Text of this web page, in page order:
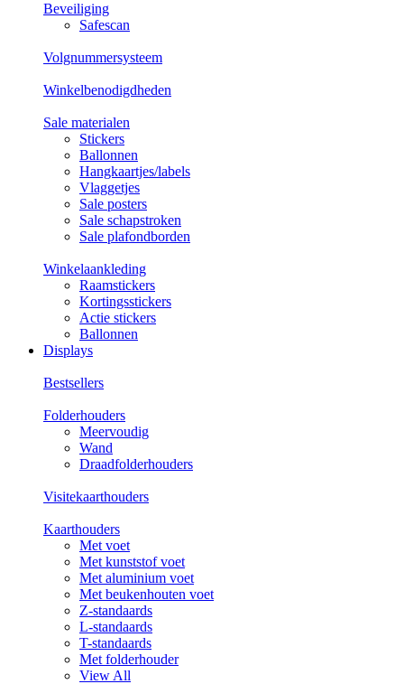
Beveiliging
Safescan
Volgnummersysteem
Winkelbenodigdheden
Sale materialen
Stickers
Ballonnen
Hangkaartjes/labels
Vlaggetjes
Sale posters
Sale schapstroken
Sale plafondborden
Winkelaankleding
Raamstickers
Kortingsstickers
Actie stickers
Ballonnen
Displays
Bestsellers
Folderhouders
Meervoudig
Wand
Draadfolderhouders
Visitekaarthouders
Kaarthouders
Met voet
Met kunststof voet
Met aluminium voet
Met beukenhouten voet
Z-standaards
L-standaards
T-standaards
Met folderhouder
View All